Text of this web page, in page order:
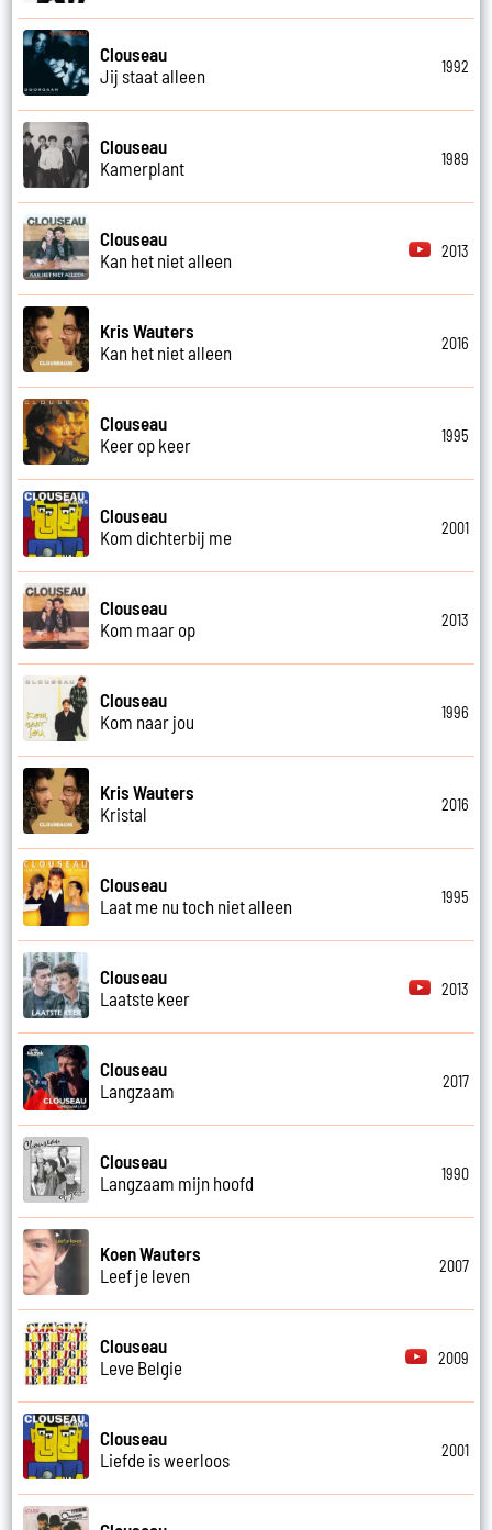
Clouseau
Jij staat alleen
1992
Clouseau
Kamerplant
1989
Clouseau
Kan het niet alleen
2013
Kris Wauters
Kan het niet alleen
2016
Clouseau
Keer op keer
1995
Clouseau
Kom dichterbij me
2001
Clouseau
Kom maar op
2013
Clouseau
Kom naar jou
1996
Kris Wauters
Kristal
2016
Clouseau
Laat me nu toch niet alleen
1995
Clouseau
Laatste keer
2013
Clouseau
Langzaam
2017
Clouseau
Langzaam mijn hoofd
1990
Koen Wauters
Leef je leven
2007
Clouseau
Leve Belgie
2009
Clouseau
Liefde is weerloos
2001